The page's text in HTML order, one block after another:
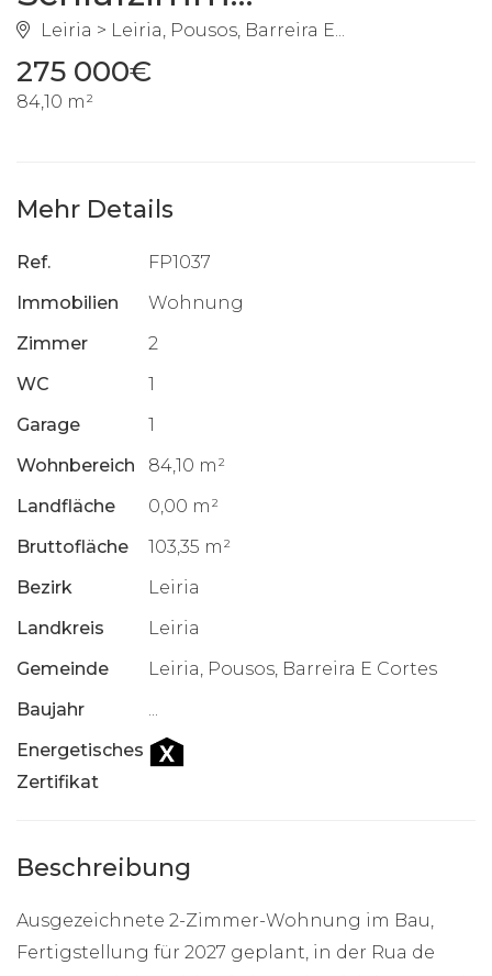
Leiria > Leiria, Pousos, Barreira E...
275 000€
84,10 m²
Mehr Details
Ref.
FP1037
Immobilien
Wohnung
Zimmer
2
WC
1
Garage
1
Wohnbereich
84,10 m²
Landfläche
0,00 m²
Bruttofläche
103,35 m²
Bezirk
Leiria
Landkreis
Leiria
Gemeinde
Leiria, Pousos, Barreira E Cortes
Baujahr
...
Energetisches
Zertifikat
Beschreibung
Ausgezeichnete 2-Zimmer-Wohnung im Bau,
Fertigstellung für 2027 geplant, in der Rua de